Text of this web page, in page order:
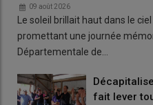
09 août 2026
Le soleil brillait haut dans le
promettant une journée
Départementale de…
fait lever